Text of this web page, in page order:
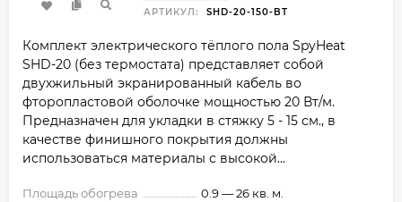
АРТИКУЛ:
SHD-20-150-BT
Комплект электрического тёплого пола SpyHeat
SHD-20 (без термостата) представляет собой
двухжильный экранированный кабель во
фторопластовой оболочке мощностью 20 Вт/м.
Предназначен для укладки в стяжку 5 - 15 см., в
качестве финишного покрытия должны
использоваться материалы с высокой...
Площадь обогрева
0.9 — 26 кв. м.